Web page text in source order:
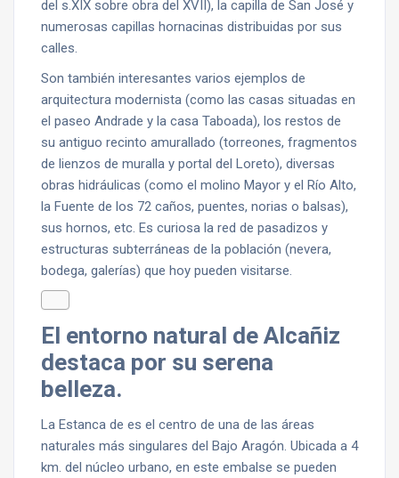
del s.XIX sobre obra del XVII), la capilla de San José y
numerosas capillas hornacinas distribuidas por sus
calles.
Son también interesantes varios ejemplos de
arquitectura modernista (como las casas situadas en
el paseo Andrade y la casa Taboada), los restos de
su antiguo recinto amurallado (torreones, fragmentos
de lienzos de muralla y portal del Loreto), diversas
obras hidráulicas (como el molino Mayor y el Río Alto,
la Fuente de los 72 caños, puentes, norias o balsas),
sus hornos, etc. Es curiosa la red de pasadizos y
estructuras subterráneas de la población (nevera,
bodega, galerías) que hoy pueden visitarse.
El entorno natural de Alcañiz
destaca por su serena
belleza.
La Estanca de es el centro de una de las áreas
naturales más singulares del Bajo Aragón. Ubicada a 4
km. del núcleo urbano, en este embalse se pueden